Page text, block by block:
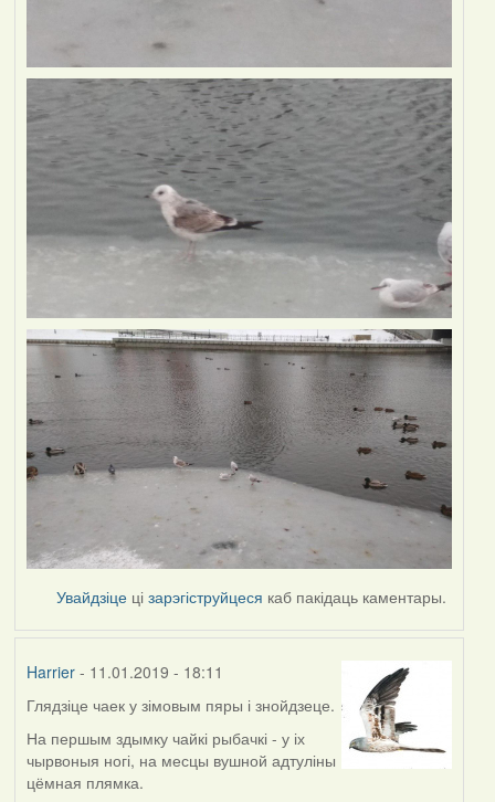
Увайдзіце цізарэгіструйцеся каб пакідаць каментары.
Harrier- 11.01.2019 - 18:11
In
reply
to
by
Глядзіце чаек у зімовым пяры і знойдзеце.
На першым здымку чайкі рыбачкі - у іх
чырвоныя ногі, на месцы вушной адтуліны
цёмная плямка.